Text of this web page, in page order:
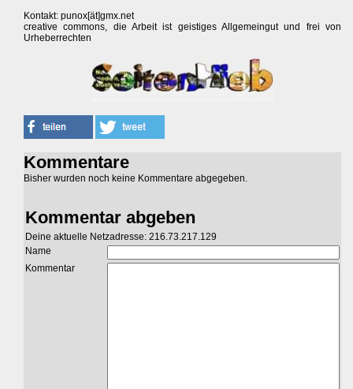
Kontakt: punox[ät]gmx.net
creative commons, die Arbeit ist geistiges Allgemeingut und frei von
Urheberrechten
Kommentare
Bisher wurden noch keine Kommentare abgegeben.
Kommentar abgeben
Deine aktuelle Netzadresse: 216.73.217.129
Name
Kommentar